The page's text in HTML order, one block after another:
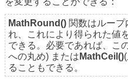
MathRound() 関数はルー
れ、これにより得られた値
できる。必要であれば、こ
への丸め) または MathCeil()
ることもできる。